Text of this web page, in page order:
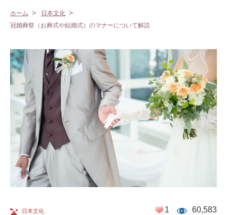
ホーム
日本文化
冠婚葬祭（お葬式や結婚式）のマナーについて解説
日本文化 1 60,583